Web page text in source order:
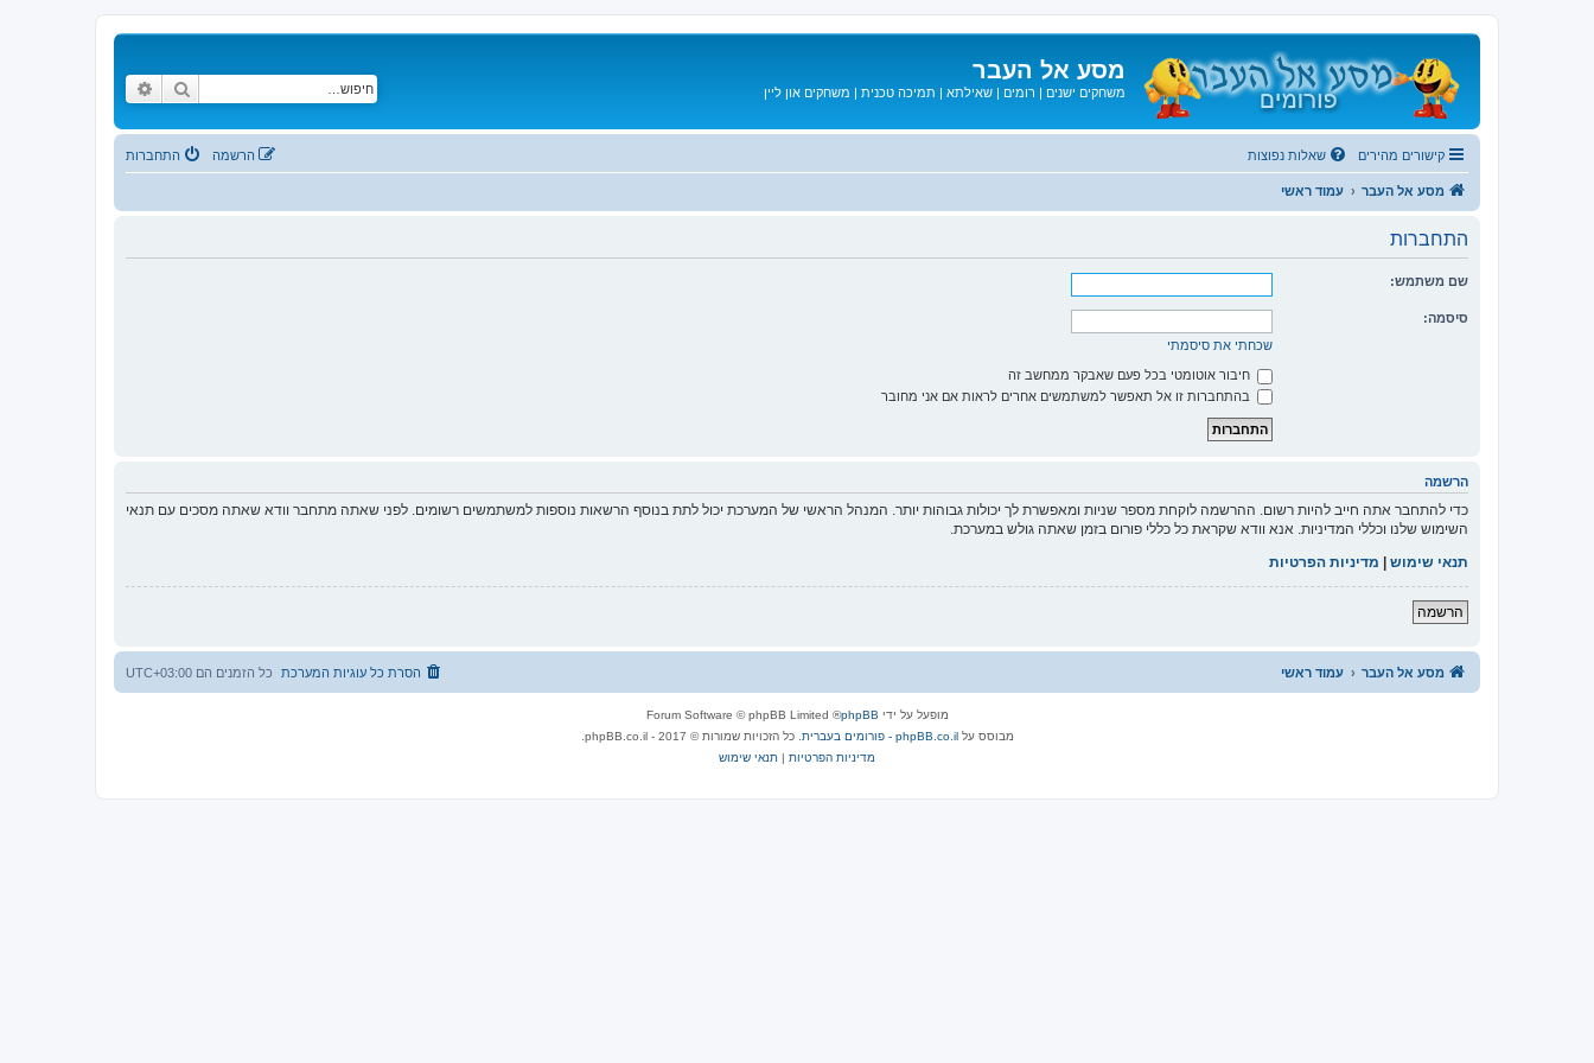
מסע אל העבר
משחקים ישנים | רומים | שאילתא | תמיכה טכנית | משחקים און ליין חיפוש
קישורים מהירים שאלות נפוצות התחברות הרשמה
מסע אל העבר עמוד ראשי
התחברות
שם משתמש:
סיסמה:
שכחתי את סיסמתי
חיבור אוטומטי בכל פעם שאבקר ממחשב זה
בהתחברות זו אל תאפשר למשתמשים אחרים לראות אם אני מחובר
הרשמה
כדי להתחבר אתה חייב להיות רשום. ההרשמה לוקחת מספר שניות ומאפשרת לך יכולות גבוהות יותר. המנהל הראשי של המערכת יכול לתת בנוסף הרשאות נוספות למשתמשים רשומים. לפני שאתה מתחבר וודא שאתה מסכים עם תנאי
השימוש שלנו וכללי המדיניות. אנא וודא שקראת כל כללי פורום בזמן שאתה גולש במערכת.
תנאי שימוש | מדיניות הפרטיות
הרשמה
מסע אל העבר עמוד ראשי כל הזמנים הם UTC+03:00 הסרת כל עוגיות המערכת
מופעל על ידי phpBB
® Forum Software © phpBB Limited
מבוסס עלphpBB.co.il - פורומים בעברית
. כל הזכויות שמורות © 2017 - phpBB.co.il.
מדיניות הפרטיות | תנאי שימוש